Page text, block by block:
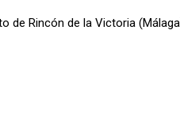
de Rincón de la Victoria